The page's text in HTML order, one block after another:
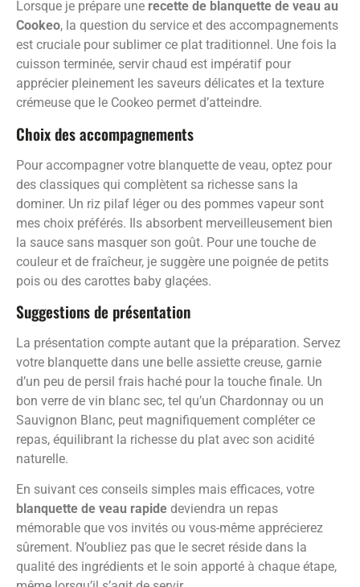
Lorsque je prépare une recette de blanquette de veau au
Cookeo, la question du service et des accompagnements
est cruciale pour sublimer ce plat traditionnel. Une fois la
cuisson terminée, servir chaud est impératif pour
apprécier pleinement les saveurs délicates et la texture
crémeuse que le Cookeo permet d’atteindre.
Choix des accompagnements
Pour accompagner votre blanquette de veau, optez pour
des classiques qui complètent sa richesse sans la
dominer. Un riz pilaf léger ou des pommes vapeur sont
mes choix préférés. Ils absorbent merveilleusement bien
la sauce sans masquer son goût. Pour une touche de
couleur et de fraîcheur, je suggère une poignée de petits
pois ou des carottes baby glaçées.
Suggestions de présentation
La présentation compte autant que la préparation. Servez
votre blanquette dans une belle assiette creuse, garnie
d’un peu de persil frais haché pour la touche finale. Un
bon verre de vin blanc sec, tel qu’un Chardonnay ou un
Sauvignon Blanc, peut magnifiquement compléter ce
repas, équilibrant la richesse du plat avec son acidité
naturelle.
En suivant ces conseils simples mais efficaces, votre
blanquette de veau rapide deviendra un repas
mémorable que vos invités ou vous-même apprécierez
sûrement. N’oubliez pas que le secret réside dans la
qualité des ingrédients et le soin apporté à chaque étape,